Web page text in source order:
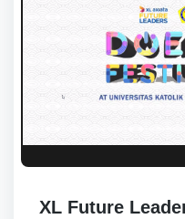
XL Future